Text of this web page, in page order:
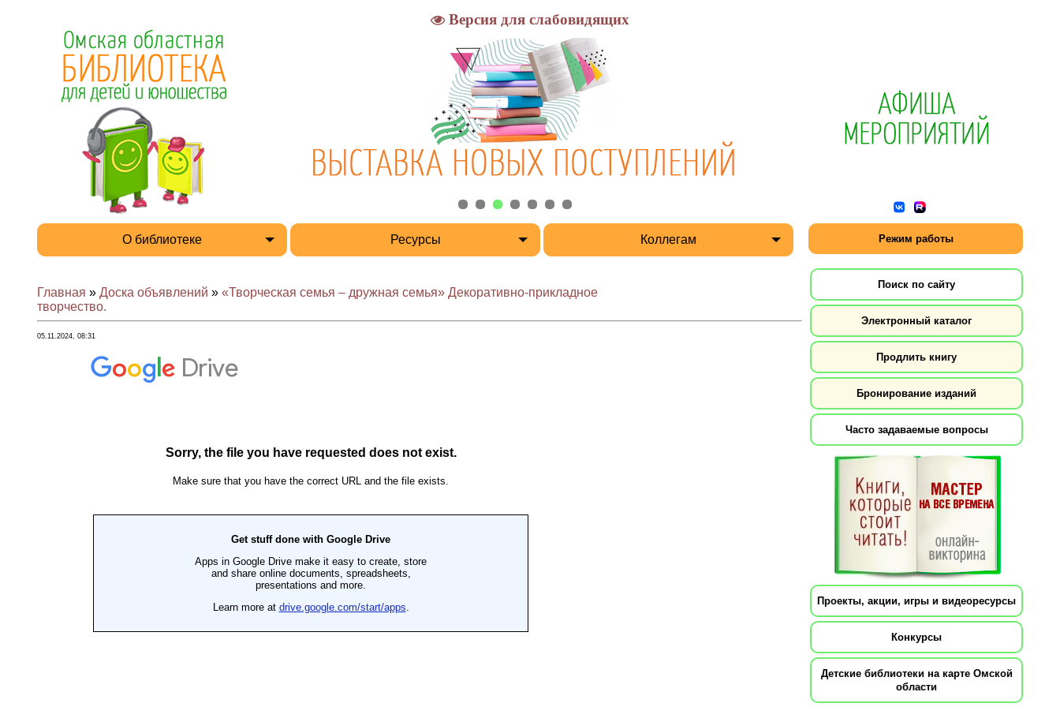
Версия для слабовидящих
О библиотеке Ресурсы Коллегам Режим работы
Главная » Доска объявлений » «Творческая семья – дружная семья» Декоративно-прикладное
творчество.
05.11.2024, 08:31
Поиск по сайту
Электронный каталог
Продлить книгу
Бронирование изданий
Часто задаваемые вопросы
Проекты, акции, игры и видеоресурсы
Конкурсы
Детские библиотеки на карте Омской
области